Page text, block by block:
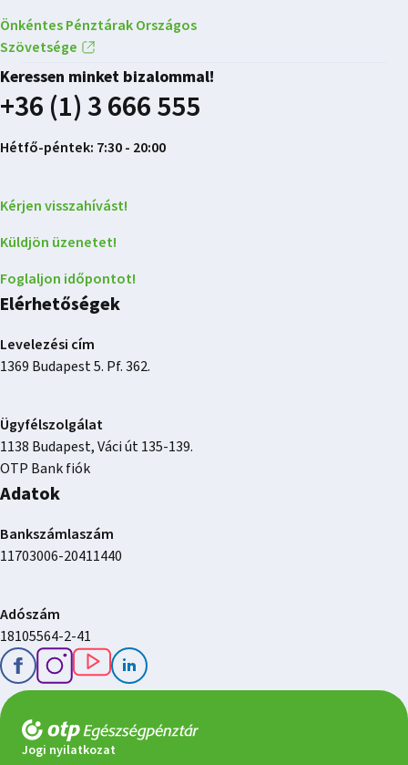
Önkéntes Pénztárak Országos
Szövetsége
Keressen minket bizalommal!
+36 (1) 3 666 555
Hétfő-péntek: 7:30 - 20:00
Kérjen visszahívást!
Küldjön üzenetet!
Foglaljon időpontot!
Elérhetőségek
Levelezési cím
1369 Budapest 5. Pf. 362.
Ügyfélszolgálat
1138 Budapest, Váci út 135-139.
OTP Bank fiók
Adatok
Bankszámlaszám
11703006-20411440
Adószám
18105564-2-41
Jogi nyilatkozat